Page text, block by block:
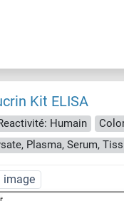
Kit ELISA
Humain
Plasma, Serum,
image